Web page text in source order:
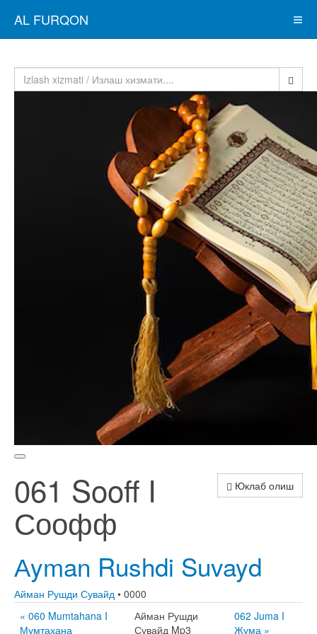
AL FURQON
Юклаб олиш
061 Sooff I
Соофф
Аyman Rushdi Suvayd
Айман Рушди Сувайд • 0000
« 060 Mumtahana I
Мумтаҳана
Айман Рушди
Сувайд Mp3
062 Juma I
Жума »